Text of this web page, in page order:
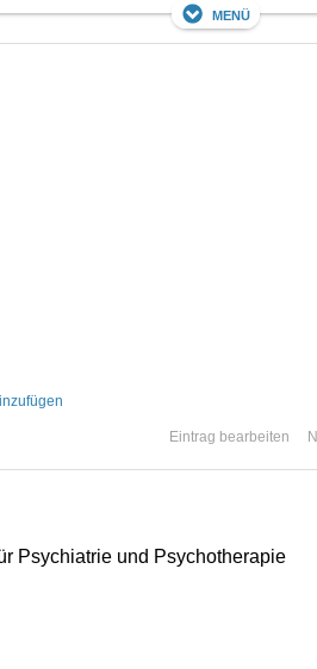
Menü
Eintrag bearbeiten
Psychiatrie und Psychotherapie